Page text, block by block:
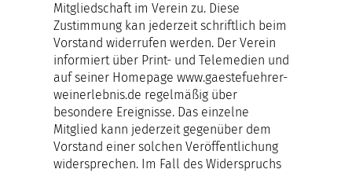
Mitgliedschaft im Verein zu. Diese
Zustimmung kan jederzeit schriftlich beim
Vorstand widerrufen werden. Der Verein
informiert über Print- und Telemedien und
auf seiner Homepage www.gaestefuehrer-
weinerlebnis.de regelmäßig über
besondere Ereignisse. Das einzelne
Mitglied kann jederzeit gegenüber dem
Vorstand einer solchen Veröffentlichung
widersprechen. Im Fall des Widerspruchs